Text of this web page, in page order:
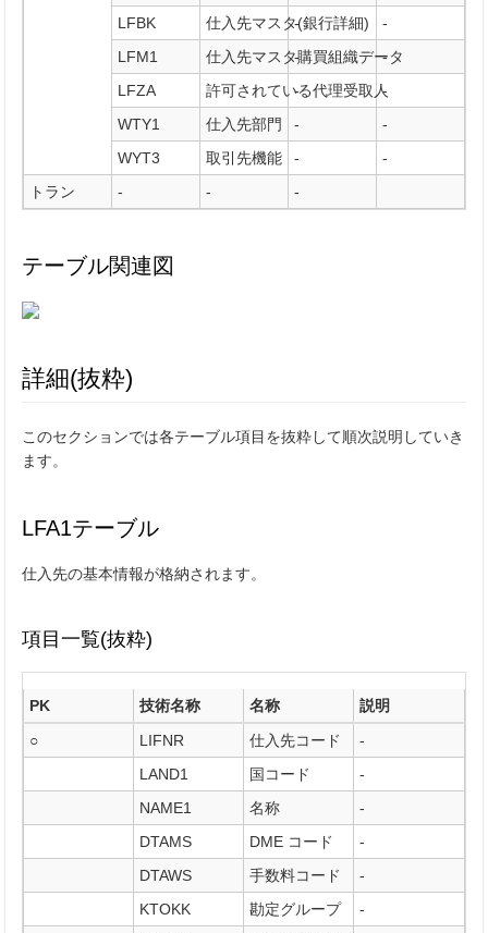
LFBK
仕入先マスタ(銀行詳細)
-
-
LFM1
仕入先マスタ購買組織データ
-
-
LFZA
許可されている代理受取人
-
-
WTY1
仕入先部門 -
-
WYT3
取引先機能 -
-
トラン
- - -
テーブル関連図
詳細(抜粋)
このセクションでは各テーブル項目を抜粋して順次説明していき
ます。
LFA1テーブル
仕入先の基本情報が格納されます。
項目一覧(抜粋)
PK 技術名称 名称
説明
○
LIFNR 仕入先コード
-
LAND1
国コード
-
NAME1
名称
-
DTAMS
DME コード
-
DTAWS
手数料コード
-
KTOKK
勘定グループ
-